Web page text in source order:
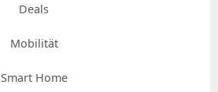
Deals
Mobilität
Smart Home